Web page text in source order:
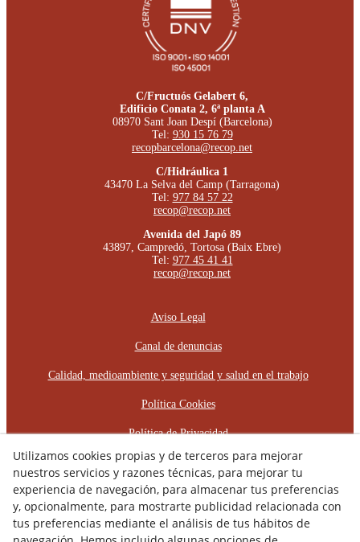
C/Fructuós Gelabert 6,
Edificio Conata 2, 6ª planta A
08970 Sant Joan Despí (Barcelona)
Tel: 930 15 76 79
recopbarcelona@recop.net
C/Hidráulica 1
43470 La Selva del Camp (Tarragona)
Tel: 977 84 57 22
recop@recop.net
Avenida del Japó 89
43897, Campredó, Tortosa (Baix Ebre)
Tel: 977 45 41 41
recop@recop.net
Aviso Legal
Canal de denuncias
Calidad, medioambiente y seguridad y salud en el trabajo
Política Cookies
Política de Privacidad
Declaración de Accessibilidad
Plan de Igualdad de Oportunidades
Protocolo de Acoso Laboral
Utilizamos cookies propias y de terceros para mejorar
nuestros servicios y razones técnicas, para mejorar tu
experiencia de navegación, para almacenar tus preferencias
y, opcionalmente, para mostrarte publicidad relacionada con
tus preferencias mediante el análisis de tus hábitos de